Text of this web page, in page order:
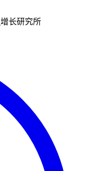
增长研究所